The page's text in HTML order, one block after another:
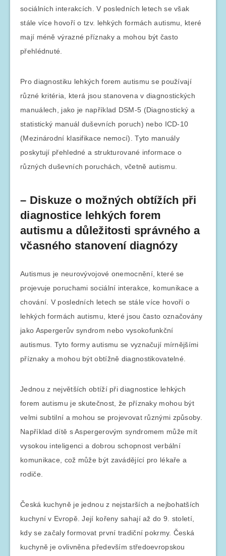
sociálních interakcích. V posledních letech se však
stále více hovoří o tzv. lehkých formách autismu, které
mají méně výrazné příznaky a mohou být často
přehlédnuté.
Pro diagnostiku lehkých forem autismu se používají
různé kritéria, která jsou stanovena v diagnostických
manuálech, jako je například DSM-5 (Diagnostický a
statistický manuál duševních poruch) nebo ICD-10
(Mezinárodní klasifikace nemocí). Tyto manuály
poskytují přehledné a strukturované informace o
různých duševních poruchách, včetně autismu.
– Diskuze o možných obtížích při
diagnostice lehkých forem
autismu a důležitosti správného a
včasného stanovení diagnózy
Autismus je neurovývojové onemocnění, které se
projevuje poruchami sociální interakce, komunikace a
chování. V posledních letech se stále více hovoří o
lehkých formách autismu, které jsou často označovány
jako Aspergerův syndrom nebo vysokofunkční
autismus. Tyto formy autismu se vyznačují mírnějšími
příznaky a mohou být obtížně diagnostikovatelné.
Jednou z největších obtíží při diagnostice lehkých
forem autismu je skutečnost, že příznaky mohou být
velmi subtilní a mohou se projevovat různými způsoby.
Například dítě s Aspergerovým syndromem může mít
vysokou inteligenci a dobrou schopnost verbální
komunikace, což může být zavádějící pro lékaře a
rodiče.
Česká kuchyně je jednou z nejstarších a nejbohatších
kuchyní v Evropě. Její kořeny sahají až do 9. století,
kdy se začaly formovat první tradiční pokrmy. Česká
kuchyně je ovlivněna především středoevropskou